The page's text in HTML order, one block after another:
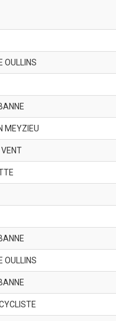
OULLINS
MEYZIEU
OULLINS